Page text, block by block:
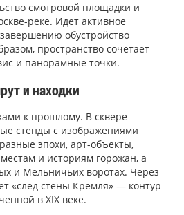
смотровой площадки и
реке. Идет активное
обустройство
пространство сочетает
и панорамные точки.
и находки
к прошлому. В сквере
стенды с изображениями
эпохи, арт-объекты,
и историям горожан, а
и Мельничьих воротах. Через
«след стены Кремля» — контур
в XIX веке.